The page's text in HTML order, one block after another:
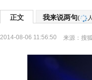
正文 我来说两句(
2014-08-06 11:56:50 来源： 搜